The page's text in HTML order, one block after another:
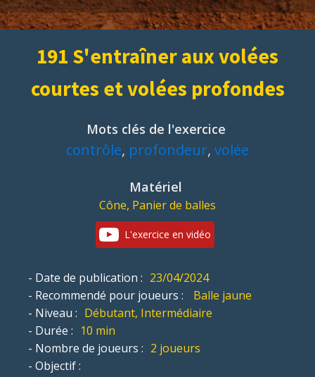
191 S'entraîner aux volées
courtes et volées profondes
Mots clés de l'exercice
contrôle, profondeur, volée
Matériel
Cône, Panier de balles
L'exercice en vidéo
- Date de publication : 23/04/2024
- Recommendé pour joueurs :
Balle jaune
- Niveau : Débutant, Intermédiaire
- Durée : 10 min
- Nombre de joueurs : 2 joueurs
- Objectif :